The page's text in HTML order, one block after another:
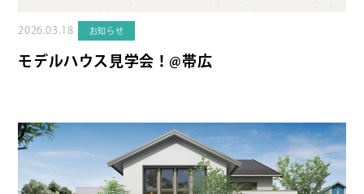
2026.03.18 お知らせ
モデルハウス見学会！@帯広